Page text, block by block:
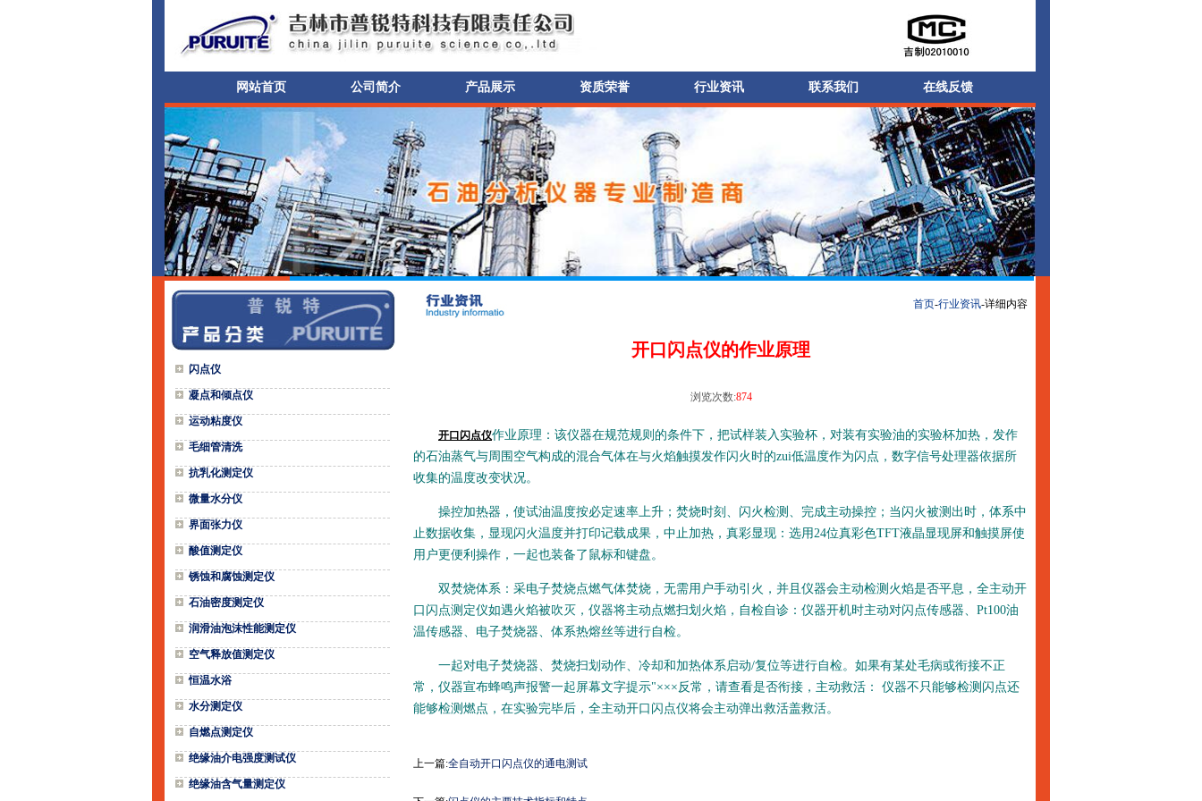
网站首页 公司简介 产品展示 资质荣誉 行业资讯 联系我们 在线反馈
闪点仪
凝点和倾点仪
运动粘度仪
毛细管清洗
抗乳化测定仪
微量水分仪
界面张力仪
酸值测定仪
锈蚀和腐蚀测定仪
石油密度测定仪
润滑油泡沫性能测定仪
空气释放值测定仪
恒温水浴
水分测定仪
自燃点测定仪
绝缘油介电强度测试仪
绝缘油含气量测定仪
首页-行业资讯-详细内容
开口闪点仪的作业原理
浏览次数:874
开口闪点仪作业原理：该仪器在规范规则的条件下，把试样装入实验杯，对装有实验油的实验杯加热，发作
的石油蒸气与周围空气构成的混合气体在与火焰触摸发作闪火时的zui低温度作为闪点，数字信号处理器依据所
收集的温度改变状况。
操控加热器，使试油温度按必定速率上升；焚烧时刻、闪火检测、完成主动操控；当闪火被测出时，体系中
止数据收集，显现闪火温度并打印记载成果，中止加热，真彩显现：选用24位真彩色TFT液晶显现屏和触摸屏使
用户更便利操作，一起也装备了鼠标和键盘。
双焚烧体系：采电子焚烧点燃气体焚烧，无需用户手动引火，并且仪器会主动检测火焰是否平息，全主动开
口闪点测定仪如遇火焰被吹灭，仪器将主动点燃扫划火焰，自检自诊：仪器开机时主动对闪点传感器、Pt100油
温传感器、电子焚烧器、体系热熔丝等进行自检。
一起对电子焚烧器、焚烧扫划动作、冷却和加热体系启动/复位等进行自检。如果有某处毛病或衔接不正
常，仪器宣布蜂鸣声报警一起屏幕文字提示"×××反常，请查看是否衔接，主动救活： 仪器不只能够检测闪点还
能够检测燃点，在实验完毕后，全主动开口闪点仪将会主动弹出救活盖救活。
上一篇:全自动开口闪点仪的通电测试